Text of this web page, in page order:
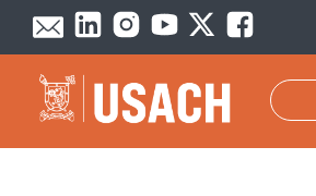
Pasar al contenido principal